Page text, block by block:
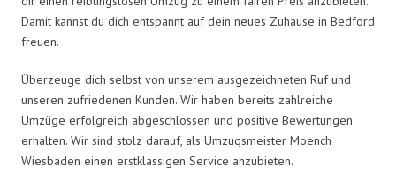
Damit kannst du dich entspannt auf dein neues Zuhause in Bedford
freuen.
Überzeuge dich selbst von unserem ausgezeichneten Ruf und
unseren zufriedenen Kunden. Wir haben bereits zahlreiche
Umzüge erfolgreich abgeschlossen und positive Bewertungen
erhalten. Wir sind stolz darauf, als Umzugsmeister Moench
Wiesbaden einen erstklassigen Service anzubieten.